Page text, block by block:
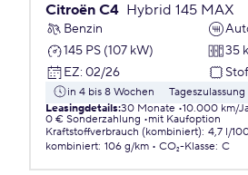
Citroën C4 Hybrid 145 MAX
Benzin
145 PS (107 kW)
35
EZ: 02/26
in 4 bis 8 Wochen
Tageszulassung
Leasingdetails:30 Monate 10.000 km/
0 € Sonderzahlung
mit Kaufoption
Kraftstoffverbrauch (kombiniert): 4,7 l/
kombiniert: 106 g/km CO₂-Klasse: C